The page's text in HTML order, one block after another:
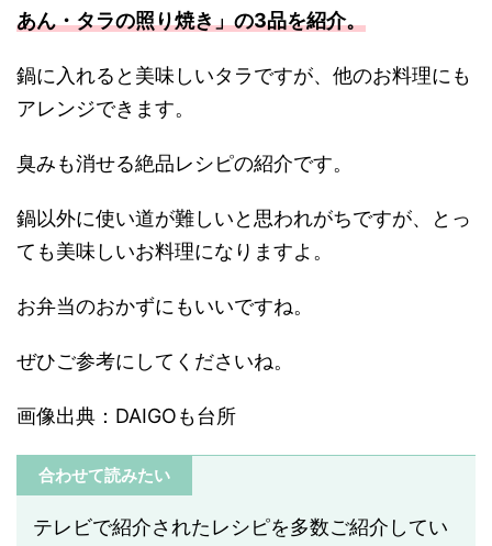
あん・タラの照り焼き」の3品を紹介。
鍋に入れると美味しいタラですが、他のお料理にも
アレンジできます。
臭みも消せる絶品レシピの紹介です。
鍋以外に使い道が難しいと思われがちですが、とっ
ても美味しいお料理になりますよ。
お弁当のおかずにもいいですね。
ぜひご参考にしてくださいね。
画像出典：DAIGOも台所
合わせて読みたい
テレビで紹介されたレシピを多数ご紹介してい